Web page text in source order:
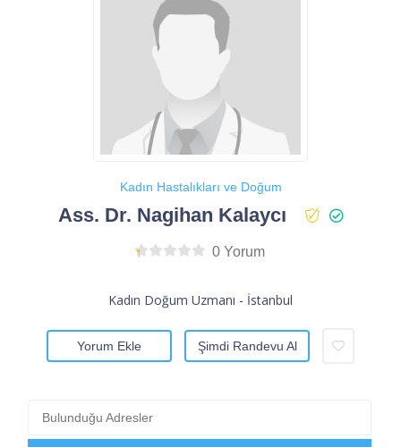
Kadın Hastalıkları ve Doğum
Ass. Dr. Nagihan Kalaycı
0 Yorum
Kadın Doğum Uzmanı - İstanbul
Yorum Ekle Şimdi Randevu Al
Bulunduğu Adresler